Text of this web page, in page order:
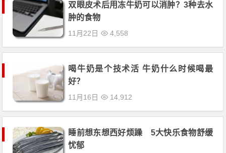
双眼皮术后用冻牛奶可以消肿？3种去水
肿的食物
11月22日 4,558
喝牛奶是个技术活 牛奶什么时候喝最
好？
11月16日 14,912
睡前想东想西好烦躁 5大快乐食物舒缓
忧郁